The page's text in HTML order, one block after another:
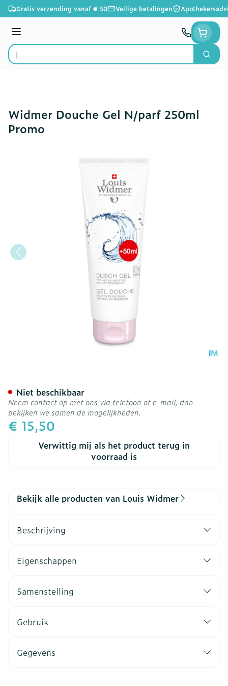
Ga naar de inhoud
Gratis verzending vanaf € 50 Veilige betalingen
Menu
Product, merk, categorie...
Zoek
Widmer Douche Gel N/parf 250ml
Promo
€ 15,50
Verwittig mij als het product terug in
voorraad is
Niet beschikbaar
Neem contact op met ons via telefoon of e-mail, dan
bekijken we samen de mogelijkheden.
Bekijk alle producten van Louis Widmer
Beschrijving
Eigenschappen
Samenstelling
Gebruik
Gegevens